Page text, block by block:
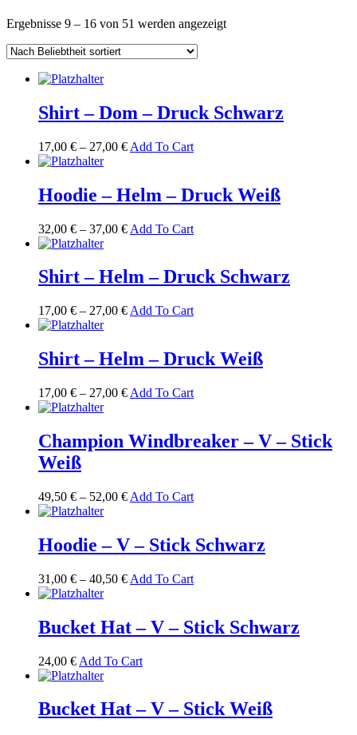
Ergebnisse 9 – 16 von 51 werden angezeigt
Shirt – Dom – Druck Schwarz
17,00 € – 27,00 € Add To Cart
Hoodie – Helm – Druck Weiß
32,00 € – 37,00 € Add To Cart
Shirt – Helm – Druck Schwarz
17,00 € – 27,00 € Add To Cart
Shirt – Helm – Druck Weiß
17,00 € – 27,00 € Add To Cart
Champion Windbreaker – V – Stick
Weiß
49,50 € – 52,00 € Add To Cart
Hoodie – V – Stick Schwarz
31,00 € – 40,50 € Add To Cart
Bucket Hat – V – Stick Schwarz
24,00 € Add To Cart
Bucket Hat – V – Stick Weiß